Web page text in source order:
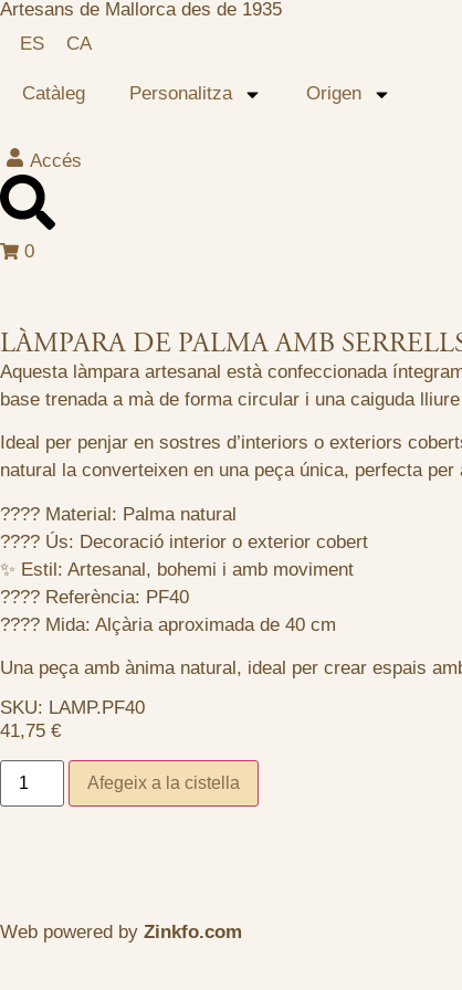
Artesans de Mallorca des de 1935
ES
CA
Catàleg Personalitza Origen
Accés
0
LÀMPARA DE PALMA AMB
Aquesta làmpara artesanal està confeccionada
base trenada a mà de forma circular i una caiguda
Ideal per penjar en sostres d’interiors o exteriors
natural la converteixen en una peça única, perfecta
???? Material: Palma natural
???? Ús: Decoració interior o exterior cobert
✨ Estil: Artesanal, bohemi i amb moviment
???? Referència: PF40
???? Mida: Alçària aproximada de 40 cm
Una peça amb ànima natural, ideal per crear espais
SKU: LAMP.PF40
41,75 €
Afegeix a la cistella
Web powered by Zinkfo.com